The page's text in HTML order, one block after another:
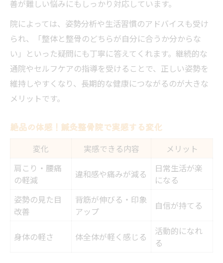
善が難しい悩みにもしっかり対応しています。
院によっては、姿勢分析や生活習慣のアドバイスも受け
られ、「整体と整骨のどちらが自分に合うか分からな
い」といった疑問にも丁寧に答えてくれます。継続的な
通院やセルフケアの指導を受けることで、正しい姿勢を
維持しやすくなり、長期的な健康につながるのが大きな
メリットです。
絶品の体感！鍼灸整骨院で実感する変化
変化 実感できる内容
メリット
肩こり・腰痛
の軽減
違和感や痛みが減る
日常生活が楽
になる
姿勢の見た目
改善
背筋が伸びる・印象
アップ
自信が持てる
身体の軽さ 体全体が軽く感じる
活動的になれ
る